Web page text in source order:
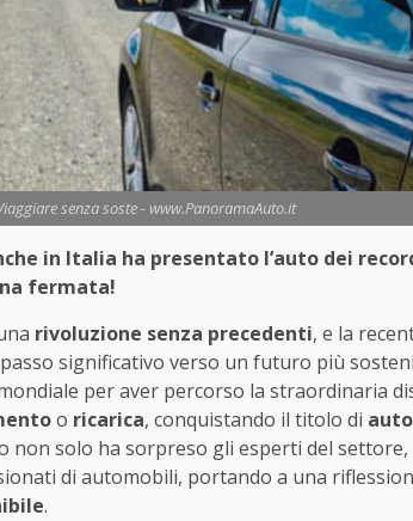
senza soste - www.PanoramaAuto.it
in Italia ha presentato l’auto dei
fermata!
rivoluzione senza precedenti, e la
significativo verso un futuro più
per aver percorso la straordinaria
o ricarica, conquistando il titolo di
non solo ha sorpreso gli esperti del
di automobili, portando a una
.